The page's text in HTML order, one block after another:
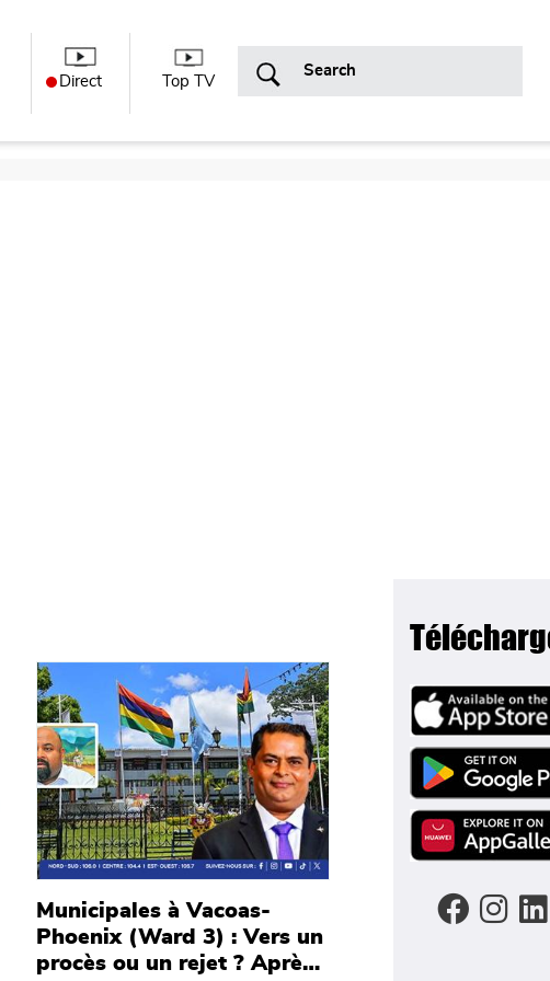
Direct Top TV
Main picture
Municipales à Vacoas-
Phoenix (Ward 3) : Vers un
procès ou un rejet ? Après
Image
Image
Image